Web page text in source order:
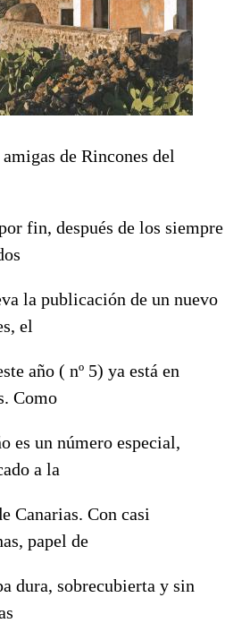
de Rincones del
fin, después de los siempre
la publicación de un nuevo
el
año ( nº 5) ya está en
Como
es un número especial,
a la
Canarias. Con casi
papel de
dura, sobrecubierta y sin